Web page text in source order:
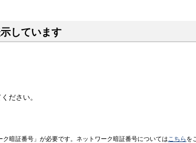
しています
ださい。
暗証番号」が必要です。ネットワーク暗証番号についてはこちら を